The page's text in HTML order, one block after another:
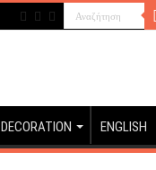
DECORATION ENGLISH